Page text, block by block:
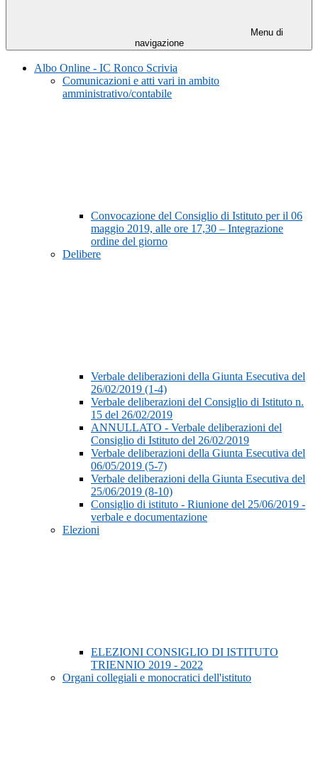
Menu di
navigazione
Albo Online - IC Ronco Scrivia
Comunicazioni e atti vari in ambito
amministrativo/contabile
Convocazione del Consiglio di Istituto per il 06
maggio 2019, alle ore 17,30 – Integrazione
ordine del giorno
Delibere
Verbale deliberazioni della Giunta Esecutiva del
26/02/2019 (1-4)
Verbale deliberazioni del Consiglio di Istituto n.
15 del 26/02/2019
ANNULLATO - Verbale deliberazioni del
Consiglio di Istituto del 26/02/2019
Verbale deliberazioni della Giunta Esecutiva del
06/05/2019 (5-7)
Verbale deliberazioni della Giunta Esecutiva del
25/06/2019 (8-10)
Consiglio di istituto - Riunione del 25/06/2019 -
verbale e documentazione
Elezioni
ELEZIONI CONSIGLIO DI ISTITUTO
TRIENNIO 2019 - 2022
Organi collegiali e monocratici dell'istituto